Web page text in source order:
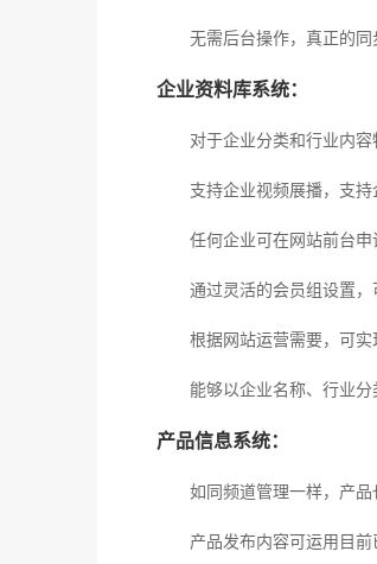
无需后台操作，真正的同
企业资料库系统：
对于企业分类和行业内容
支持企业视频展播，支持
任何企业可在网站前台申
通过灵活的会员组设置，
根据网站运营需要，可实
能够以企业名称、行业分
产品信息系统：
如同频道管理一样，产品
产品发布内容可运用目前